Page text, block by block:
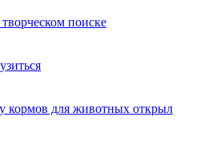
поиске
кормов для животных открыл